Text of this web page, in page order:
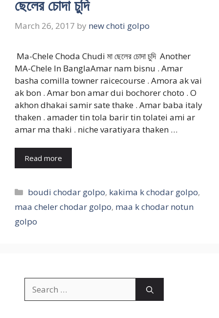
ছেলের চোদা চুদি
March 26, 2017 by new choti golpo
Ma-Chele Choda Chudi মা ছেলের চোদা চুদি Another
MA-Chele In BanglaAmar nam bisnu . Amar
basha comilla towner raicecourse . Amora ak vai
ak bon . Amar bon amar dui bochorer choto . O
akhon dhakai samir sate thake . Amar baba italy
thaken . amader tin tola barir tin tolatei ami ar
amar ma thaki . niche varatiyara thaken …
Read more
Categories
boudi chodar golpo, kakima k chodar golpo,
maa cheler chodar golpo, maa k chodar notun
golpo
for: